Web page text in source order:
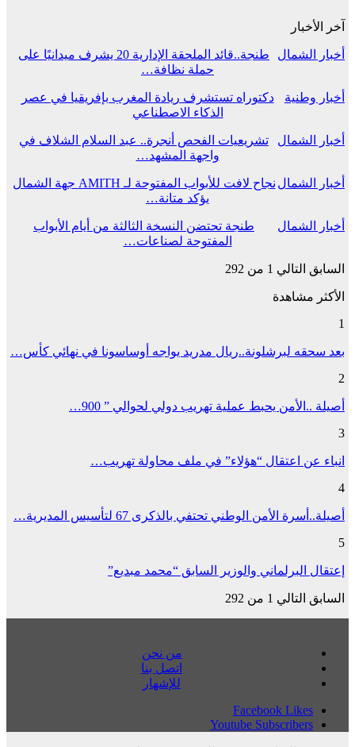
آخر الأخبار
أخبار الشمال
طنجة..قائد الملحقة الإدارية 20 يشرف ميدانيًا على
حملة نظافة…
أخبار وطنية
دكتوراه تستشرف ريادة المغرب بإفريقيا في عصر
الذكاء الاصطناعي
أخبار الشمال
تشريعيات الفحص أنجرة.. عبد السلام الشلاف في
واجهة المشهد…
أخبار الشمال
نجاح لافت للأبواب المفتوحة لـ AMITH جهة الشمال
يؤكد متانة…
أخبار الشمال
طنجة تحتضن النسخة الثالثة من أيام الأبواب
المفتوحة لصناعات…
السابق التالي 1 من 292
الأكثر مشاهدة
1
بعد سحقه لبرشلونة..ريال مدريد يواجه أوساسونا في نهائي كأس…
2
أصيلة ..الأمن يحبط عملية تهريب دولي لحوالي ” 900…
3
انباء عن اعتقال “هؤلاء” في ملف محاولة تهريب…
4
أصيلة..أسرة الأمن الوطني تحتفي بالذكرى 67 لتأسيس المديرية…
5
إعتقال البرلماني والوزير السابق “محمد مبديع”
السابق التالي 1 من 292
من نحن
اتصل بنا
للإشهار
Facebook Likes
Youtube Subscribers